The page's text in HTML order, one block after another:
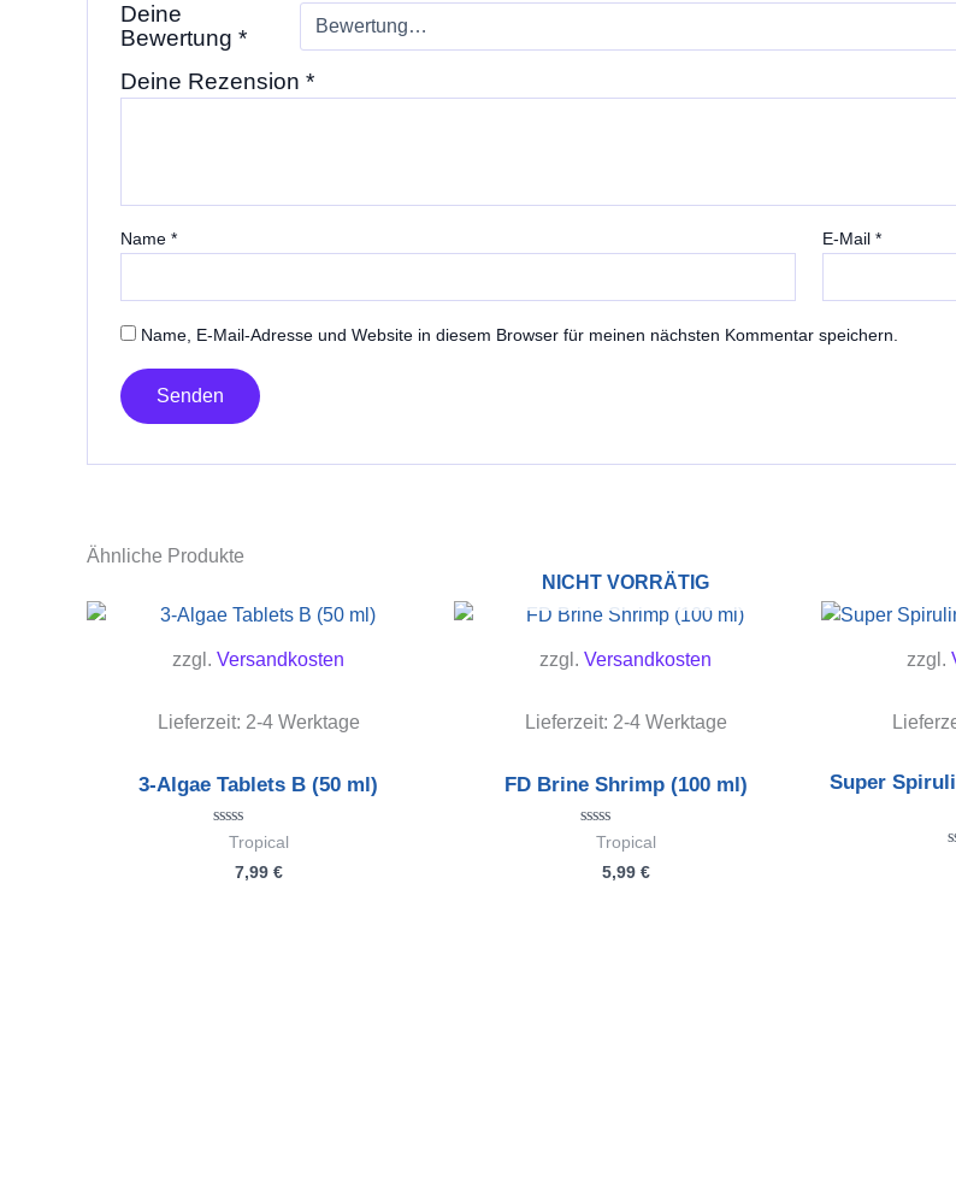
Deine
Bewertung *
Deine Rezension *
Name * E-Mail*
Name, E-Mail-Adresse und Website in diesem Browser für meinen nächsten Kommentar speichern.
Ähnliche Produkte
zzgl. Versandkosten
Lieferzeit: 2-4 Werktage
3-Algae Tablets B (50 ml)
Bewertet
Tropical
7,99 €
NICHT VORRÄTIG
zzgl. Versandkosten
Lieferzeit: 2-4 Werktage
FD Brine Shrimp (100 ml)
Bewertet
Tropical
5,99 €
zzgl.
Super